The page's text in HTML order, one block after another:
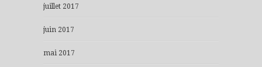
juillet 2017
juin 2017
mai 2017